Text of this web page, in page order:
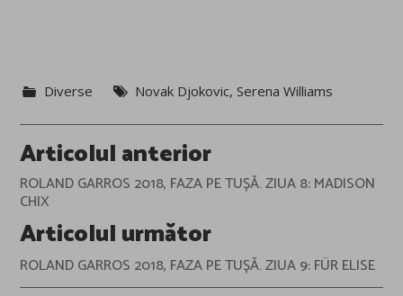
Diverse Novak Djokovic,Serena Williams
Post
navigation
Articolul anterior
ROLAND GARROS 2018, FAZA PE TUȘĂ. ZIUA 8: MADISON
CHIX
Articolul următor
ROLAND GARROS 2018, FAZA PE TUȘĂ. ZIUA 9: FÜR ELISE